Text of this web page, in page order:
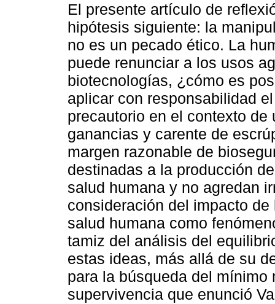
El presente artículo de
hipótesis siguiente: la
no es un pecado ético. La
puede renunciar a los usos
biotecnologías, ¿cómo es
aplicar con responsabilidad
precautorio en el contexto
ganancias y carente de
margen razonable de
destinadas a la producción
salud humana y no agredan
consideración del impacto
salud humana como
tamiz del análisis del
estas ideas, más allá de su
para la búsqueda del mínimo
supervivencia que enunció